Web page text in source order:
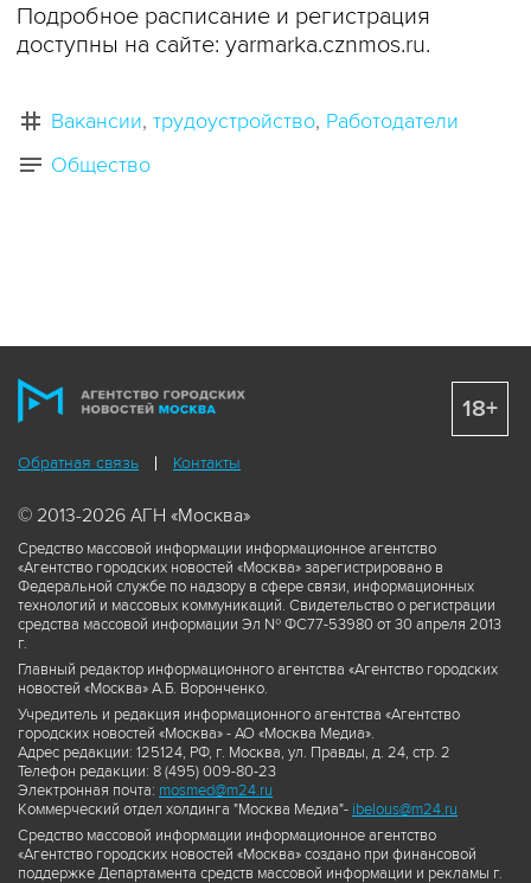
Подробное расписание и регистрация
доступны на сайте: yarmarka.cznmos.ru.
Вакансии трудоустройство Работодатели
Общество
Обратная связь Контакты
© 2013-2026 АГН «Москва»
Средство массовой информации информационное агентство
«Агентство городских новостей «Москва» зарегистрировано в
Федеральной службе по надзору в сфере связи, информационных
технологий и массовых коммуникаций. Свидетельство о регистрации
средства массовой информации Эл № ФС77-53980 от 30 апреля 2013
г.
Главный редактор информационного агентства «Агентство городских
новостей «Москва» А.Б. Воронченко.
Учредитель и редакция информационного агентства «Агентство
городских новостей «Москва» - АО «Москва Медиа».
Адрес редакции: 125124, РФ, г. Москва, ул. Правды, д. 24, стр. 2
Телефон редакции: 8 (495) 009-80-23
Электронная почта: mosmed@m24.ru
Коммерческий отдел холдинга "Москва Медиа"- ibelous@m24.ru
Средство массовой информации информационное агентство
«Агентство городских новостей «Москва» создано при финансовой
поддержке Департамента средств массовой информации и рекламы г.
18+